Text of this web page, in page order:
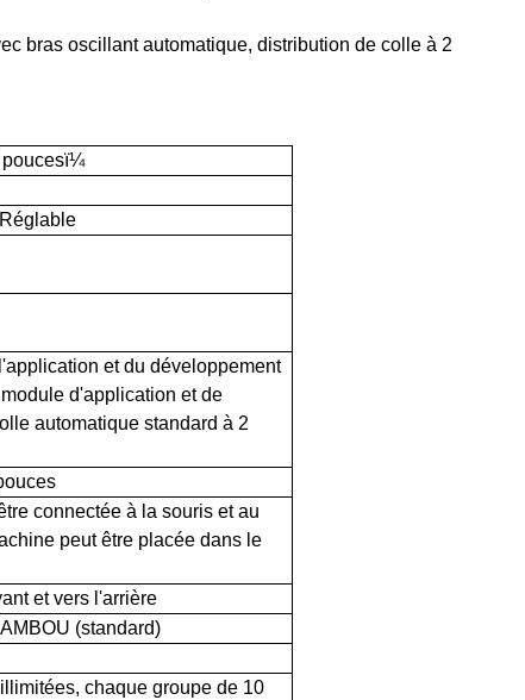
bras oscillant automatique, distribution de colle à 2
poucesï¼
et du développement
d'application et de
automatique standard à 2
connectée à la souris et au
peut être placée dans le
et vers l'arrière
(standard)
chaque groupe de 10